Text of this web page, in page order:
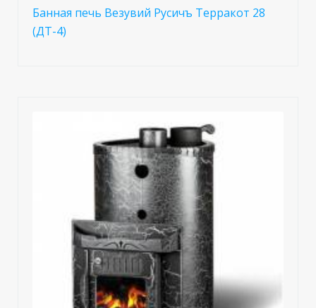
Банная печь Везувий Русичъ Терракот 28
(ДТ-4)